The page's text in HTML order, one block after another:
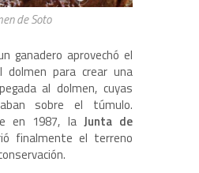
de Soto
ganadero aprovechó el
dolmen para crear una
al dolmen, cuyas
sobre el túmulo.
en 1987, la Junta de
finalmente el terreno